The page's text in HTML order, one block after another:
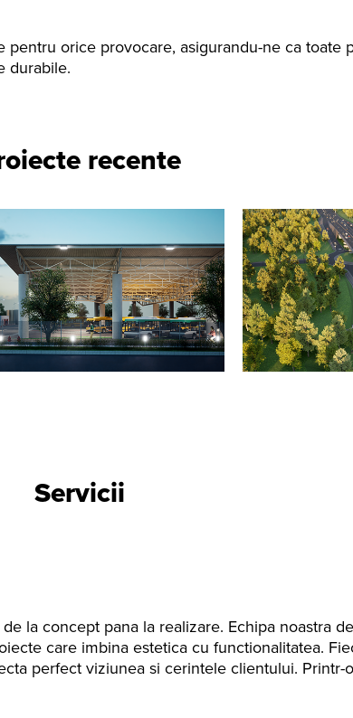
orice provocare, asigurandu-ne ca toate
durabile.
recente
Servicii
la concept pana la realizare. Echipa noastra
care imbina estetica cu functionalitatea.
perfect viziunea si cerintele clientului. Printr-